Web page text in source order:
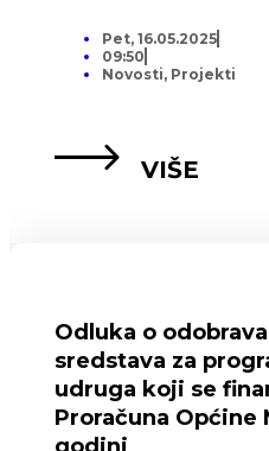
Pet, 16.05.2025
09:50
Novosti, Projekti
VIŠE
Odluka o
sredstava za
udruga koji se
Proračuna Općine